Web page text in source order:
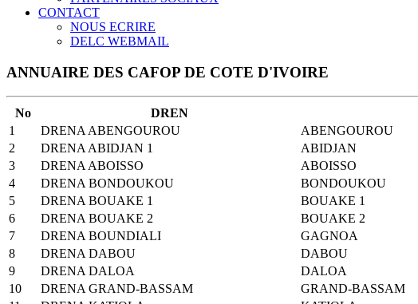
CONTACT
NOUS ECRIRE
DELC WEBMAIL
ANNUAIRE DES CAFOP DE COTE D'IVOIRE
No DREN
1
DRENA ABENGOUROU ABENGOUROU
2
DRENA ABIDJAN 1 ABIDJAN
3
DRENA ABOISSO ABOISSO
4
DRENA BONDOUKOU BONDOUKOU
5
DRENA BOUAKE 1 BOUAKE 1
6
DRENA BOUAKE 2 BOUAKE 2
7
DRENA BOUNDIALI GAGNOA
8
DRENA DABOU DABOU
9
DRENA DALOA DALOA
10
DRENA GRAND-BASSAM GRAND-BASSAM